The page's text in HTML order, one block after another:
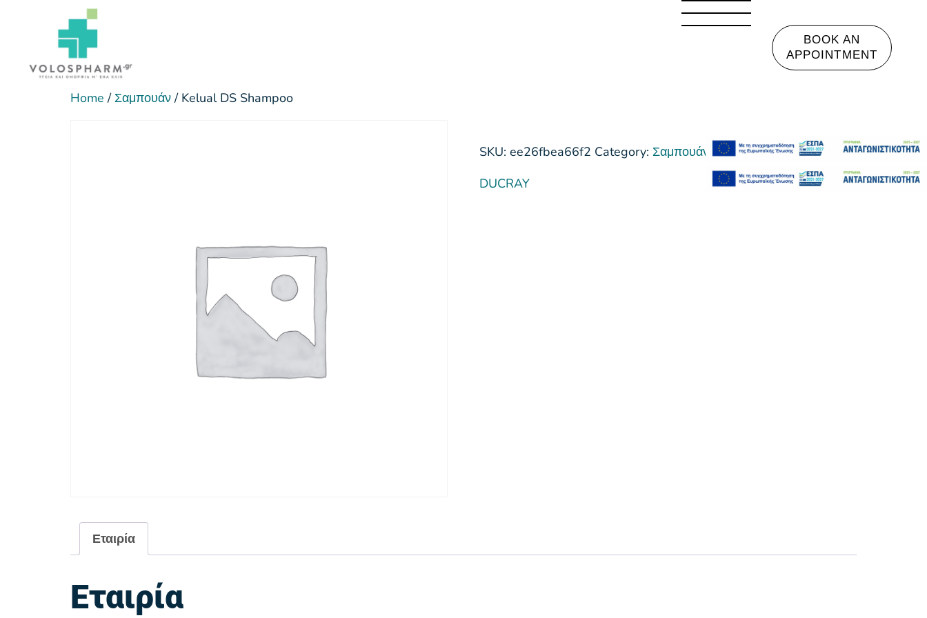
BOOK AN
APPOINTMENT
Home / Σαμπουάν/ Kelual DS Shampoo
SKU: ee26fbea66f2 Category: Σαμπουάν
DUCRAY
Εταιρία
Εταιρία